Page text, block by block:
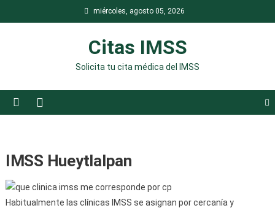
al
miércoles, agosto 05, 2026
Citas IMSS
Solicita tu cita médica del IMSS
IMSS Hueytlalpan
Habitualmente las clínicas IMSS se asignan por cercanía y